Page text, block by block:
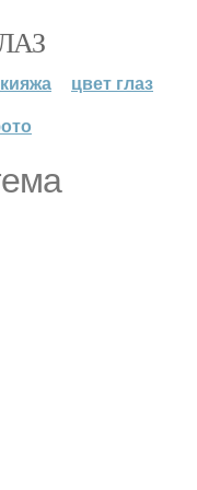
цвет глаз